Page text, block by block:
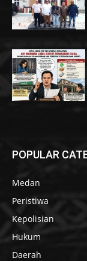
POPULAR
Medan
Peristiwa
Kepolisian
Hukum
Daerah